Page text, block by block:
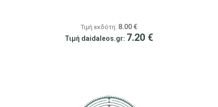
Τιμή εκδότη: 8.00 €
Τιμή daidaleos.gr: 7.20 €